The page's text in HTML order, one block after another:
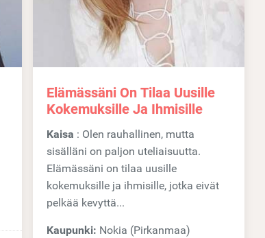
Elämässäni On Tilaa Uusille
Kokemuksille Ja Ihmisille
Kaisa : Olen rauhallinen, mutta
sisälläni on paljon uteliaisuutta.
Elämässäni on tilaa uusille
kokemuksille ja ihmisille, jotka eivät
pelkää kevyttä...
Kaupunki: Nokia (Pirkanmaa)